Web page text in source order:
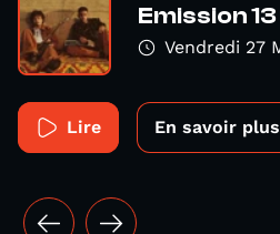
Emission
Vendredi 27
Lire En savoir plus